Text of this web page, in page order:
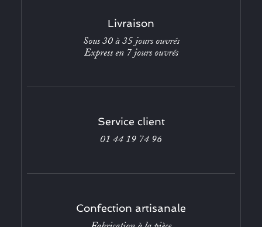
Livraison
Sous 30 à 35 jours ouvrés
Express en 7 jours ouvrés
Service client
01 44 19 74 96
Confection artisanale